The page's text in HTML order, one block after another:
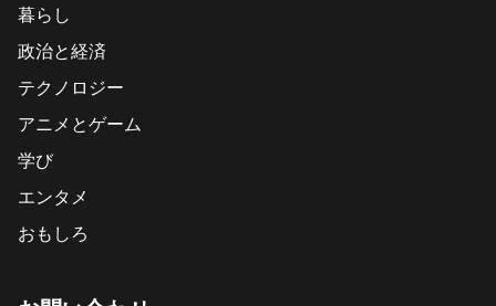
暮らし
政治と経済
テクノロジー
アニメとゲーム
学び
エンタメ
おもしろ